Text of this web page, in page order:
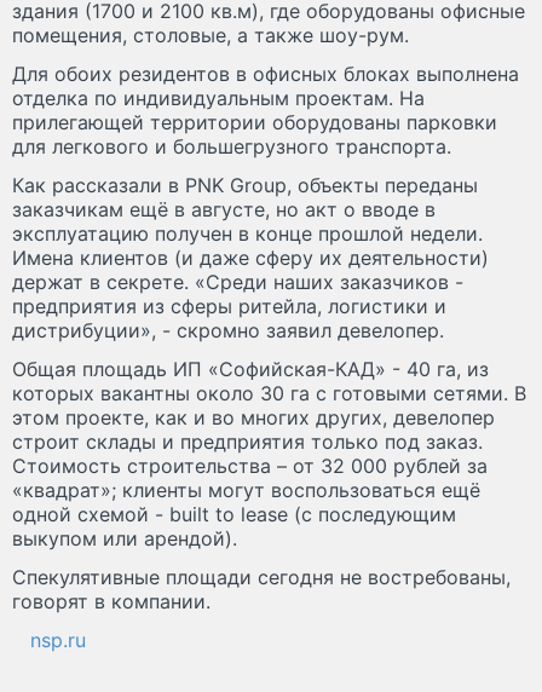
здания (1700 и 2100 кв.м), где оборудованы офисные
помещения, столовые, а также шоу-рум.
Для обоих резидентов в офисных блоках выполнена
отделка по индивидуальным проектам. На
прилегающей территории оборудованы парковки
для легкового и большегрузного транспорта.
Как рассказали в PNK Group, объекты переданы
заказчикам ещё в августе, но акт о вводе в
эксплуатацию получен в конце прошлой недели.
Имена клиентов (и даже сферу их деятельности)
держат в секрете. «Среди наших заказчиков -
предприятия из сферы ритейла, логистики и
дистрибуции», - скромно заявил девелопер.
Общая площадь ИП «Софийская-КАД» - 40 га, из
которых вакантны около 30 га с готовыми сетями. В
этом проекте, как и во многих других, девелопер
строит склады и предприятия только под заказ.
Стоимость строительства – от 32 000 рублей за
«квадрат»; клиенты могут воспользоваться ещё
одной схемой - built to lease (с последующим
выкупом или арендой).
Спекулятивные площади сегодня не востребованы,
говорят в компании.
nsp.ru